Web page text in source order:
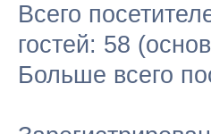
Всего
гостей: 58
Больше всего